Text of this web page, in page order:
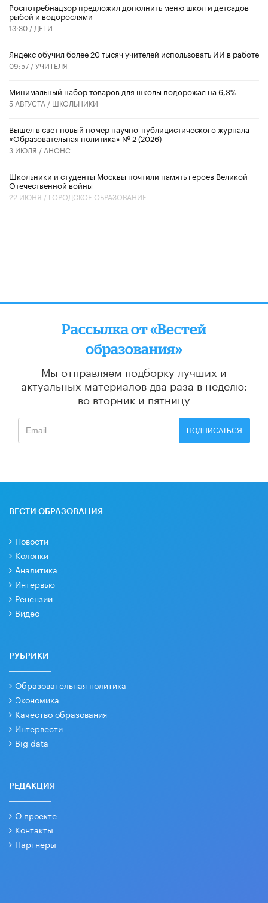
Роспотребнадзор предложил дополнить меню школ и детсадов
рыбой и водорослями
13:30 / ДЕТИ
​Яндекс обучил более 20 тысяч учителей использовать ИИ в работе
09:57 /УЧИТЕЛЯ
Минимальный набор товаров для школы подорожал на 6,3%
5 АВГУСТА / ШКОЛЬНИКИ
Вышел в свет новый номер научно-публицистического журнала
«Образовательная политика» № 2 (2026)
3 ИЮЛЯ / АНОНС
Школьники и студенты Москвы почтили память героев Великой
Отечественной войны
22 ИЮНЯ / ГОРОДСКОЕ ОБРАЗОВАНИЕ
Рассылка от «Вестей
образования»
Мы отправляем подборку лучших и
актуальных материалов два раза в неделю:
во вторник и пятницу
ПОДПИСАТЬСЯ
ВЕСТИ ОБРАЗОВАНИЯ
Новости
Колонки
Аналитика
Интервью
Рецензии
Видео
РУБРИКИ
Образовательная политика
Экономика
Качество образования
Интервести
Big data
РЕДАКЦИЯ
О проекте
Контакты
Партнеры